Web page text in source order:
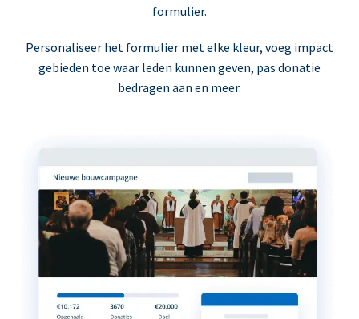
formulier.
Personaliseer het formulier met elke kleur, voeg impact
gebieden toe waar leden kunnen geven, pas donatie
bedragen aan en meer.